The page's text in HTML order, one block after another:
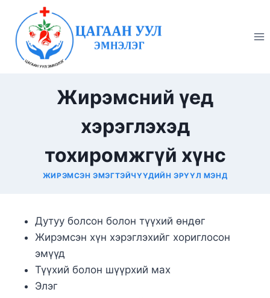
content
Жирэмсний үед
хэрэглэхэд
тохиромжгүй хүнс
ЖИРЭМСЭН ЭМЭГТЭЙЧҮҮДИЙН ЭРҮҮЛ МЭНД
Дутуу болсон болон түүхий өндөг
Жирэмсэн хүн хэрэглэхийг хориглосон
эмүүд
Түүхий болон шүүрхий мах
Элэг